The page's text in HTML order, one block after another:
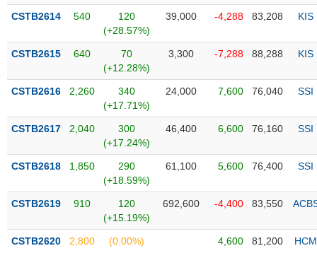
mục
ETF
Cổ
chi
tiết
Tổng
quan
Giao
dịch
Tài
chính
Phân
tích
CSTB2614 540
120
(+28.57%)
39,000 -4,288 83,208 KIS
CSTB2615 640
70
(+12.28%)
3,300 -7,288 88,288 KIS
CSTB2616 2,260
340
(+17.71%)
24,000 7,600 76,040 SSI
CSTB2617 2,040
300
(+17.24%)
46,400 6,600 76,160 SSI
CSTB2618 1,850
290
(+18.59%)
61,100 5,600 76,400 SSI
CSTB2619 910
120
(+15.19%)
692,600 -4,400 83,550
CSTB2620 2,800 (0.00%) 4,600 81,200 HCM
MỚI
Ngành
(-)
VS-
LƯỢNG